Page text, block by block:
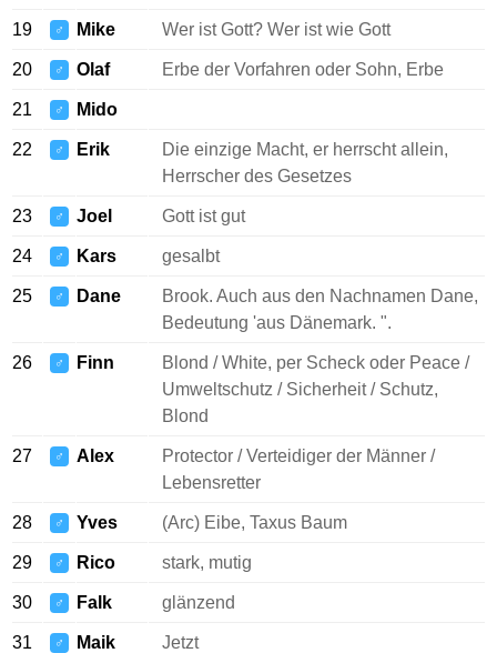
19 ♂ Mike Wer ist Gott? Wer ist wie Gott
20 ♂ Olaf Erbe der Vorfahren oder Sohn, Erbe
21 ♂ Mido
22 ♂ Erik
Die einzige Macht, er herrscht allein,
Herrscher des Gesetzes
23 ♂ Joel Gott ist gut
24 ♂ Kars gesalbt
25 ♂ Dane
Brook. Auch aus den Nachnamen Dane,
Bedeutung 'aus Dänemark. ".
26 ♂ Finn
Blond / White, per Scheck oder Peace /
Umweltschutz / Sicherheit / Schutz,
Blond
27 ♂ Alex
Protector / Verteidiger der Männer /
Lebensretter
28 ♂ Yves (Arc) Eibe, Taxus Baum
29 ♂ Rico stark, mutig
30 ♂ Falk glänzend
31 ♂ Maik Jetzt